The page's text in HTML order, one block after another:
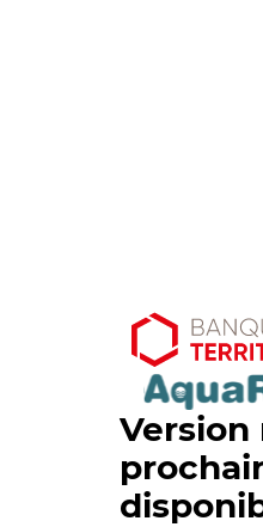
Version